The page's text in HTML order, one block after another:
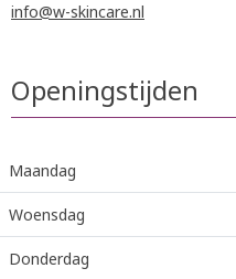
info@w-skincare.nl
Openingstijden
Maandag
Woensdag
Donderdag